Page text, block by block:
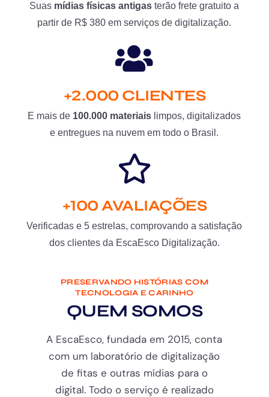
Suas mídias físicas antigas terão frete gratuito a
partir de R$ 380 em serviços de digitalização.
+2.000 CLIENTES
E mais de 100.000 materiais limpos, digitalizados
e entregues na nuvem em todo o Brasil.
+100 AVALIAÇÕES
Verificadas e 5 estrelas, comprovando a satisfação
dos clientes da EscaEsco Digitalização.
PRESERVANDO HISTÓRIAS COM
TECNOLOGIA E CARINHO
QUEM SOMOS
A EscaEsco, fundada em 2015, conta
com um laboratório de digitalização
de fitas e outras mídias para o
digital. Todo o serviço é realizado